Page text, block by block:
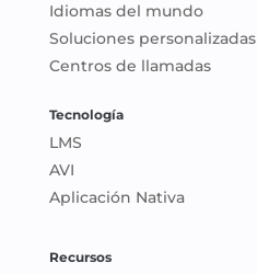
Idiomas del mundo
Soluciones personalizadas
Centros de llamadas
Tecnología
LMS
AVI
Aplicación Nativa
Recursos